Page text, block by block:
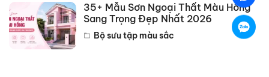
35+ Mẫu Sơn Ngoại Thất Màu Hồng
Sang Trọng Đẹp Nhất 2026
Bộ sưu tập màu sắc